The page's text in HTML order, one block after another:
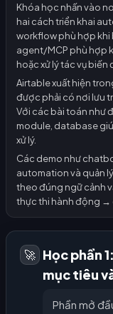
Khóa học nhấn vào
hai cách triển khai
workflow phù hợp
agent/MCP phù hợp
hoặc xử lý tác vụ biến
Airtable xuất hiện
được phải có nơi lưu
Với các bài toán như
module, database
xử lý.
Các demo như
automation và quản
theo đúng ngữ cảnh
thực thi hành động →
🚀 Học phần
mục tiêu
Phần mở